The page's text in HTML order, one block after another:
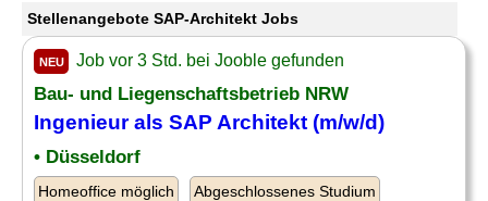
Stellenangebote SAP-Architekt Jobs
NEU Job vor 3 Std. bei Jooble gefunden
Bau- und Liegenschaftsbetrieb NRW
Ingenieur als SAP Architekt (m/w/d)
• Düsseldorf
Homeoffice möglich Abgeschlossenes Studium